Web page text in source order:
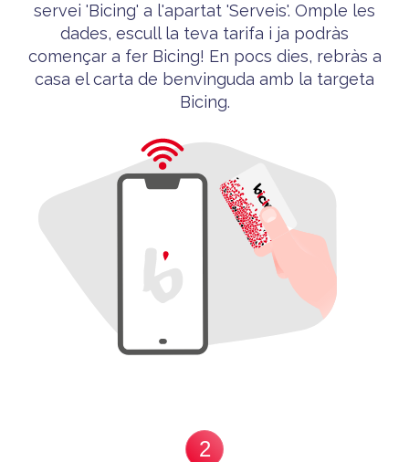
servei 'Bicing' a l'apartat 'Serveis'. Omple les
dades, escull la teva tarifa i ja podràs
començar a fer Bicing! En pocs dies, rebràs a
casa el carta de benvinguda amb la targeta
Bicing.
2